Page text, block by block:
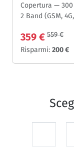
Copertura — 300
2 Band (GSM,
359 € 559 €
Risparmi: 200 €